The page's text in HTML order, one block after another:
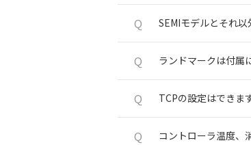
Q SEMIモデルとそれ
Q ランドマークは付属
Q TCPの設定はできま
Q コントローラ温度、